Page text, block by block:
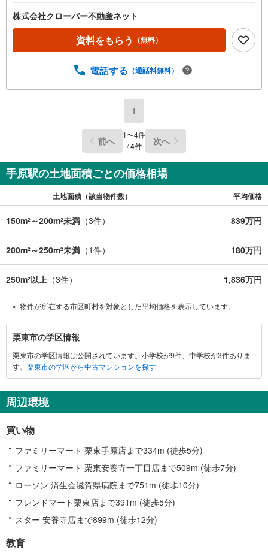
株式会社クローバー不動産ネット
資料をもらう （無料）
電話する （通話料無料）
1
前へ 1〜4件
/4件 次へ
手原駅の土地面積ごとの価格相場
土地面積（該当物件数） 平均価格
150m2 ～200m2未満 （3件） 839万円
200m2 ～250m2未満 （1件） 180万円
250m2以上 （3件） 1,836万円
物件が所在する市区町村を対象とした平均価格を表示しています。
栗
東
市
に
す
る
報
栗東市の学区情報
栗東市の学区情報は公開されています。小学校が9件、中学校が3件ありま
す。 栗東市の学区から中古マンションを探す
周辺環境
買い物
ファミリーマート 栗東手原店まで334m (徒歩5分)
ファミリーマート 栗東安養寺一丁目店まで509m (徒歩7分)
ローソン 済生会滋賀県病院まで751m (徒歩10分)
フレンドマート栗東店まで391m (徒歩5分)
スター 安養寺店まで899m (徒歩12分)
教育